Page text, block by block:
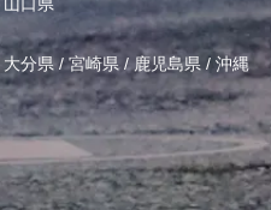
山口県
大分県/宮崎県 /鹿児島県 / 沖縄